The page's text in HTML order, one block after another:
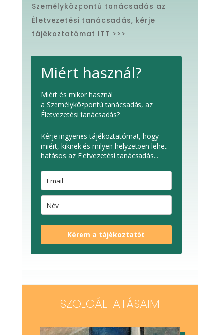
Személyközpontú tanácsadás az
Életvezetési tanácsadás, kérje
tájékoztatómat ITT >>>
Miért használ?
Miért és mikor használ
a Személyközpontú tanácsadás, az
Életvezetési tanácsadás?
Kérje ingyenes tájékoztatómat, hogy
miért, kiknek és milyen helyzetben lehet
hatásos az Életvezetési tanácsadás...
Kérem a tájékoztatót
SZOLGÁLTATÁSAIM